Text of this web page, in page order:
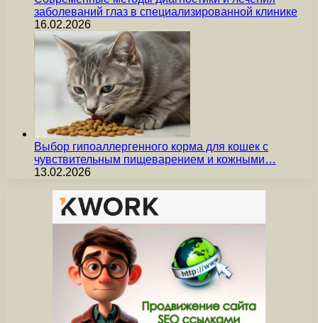
заболеваний глаз в специализированной клинике
16.02.2026
Выбор гипоаллергенного корма для кошек с
чувствительным пищеварением и кожными…
13.02.2026